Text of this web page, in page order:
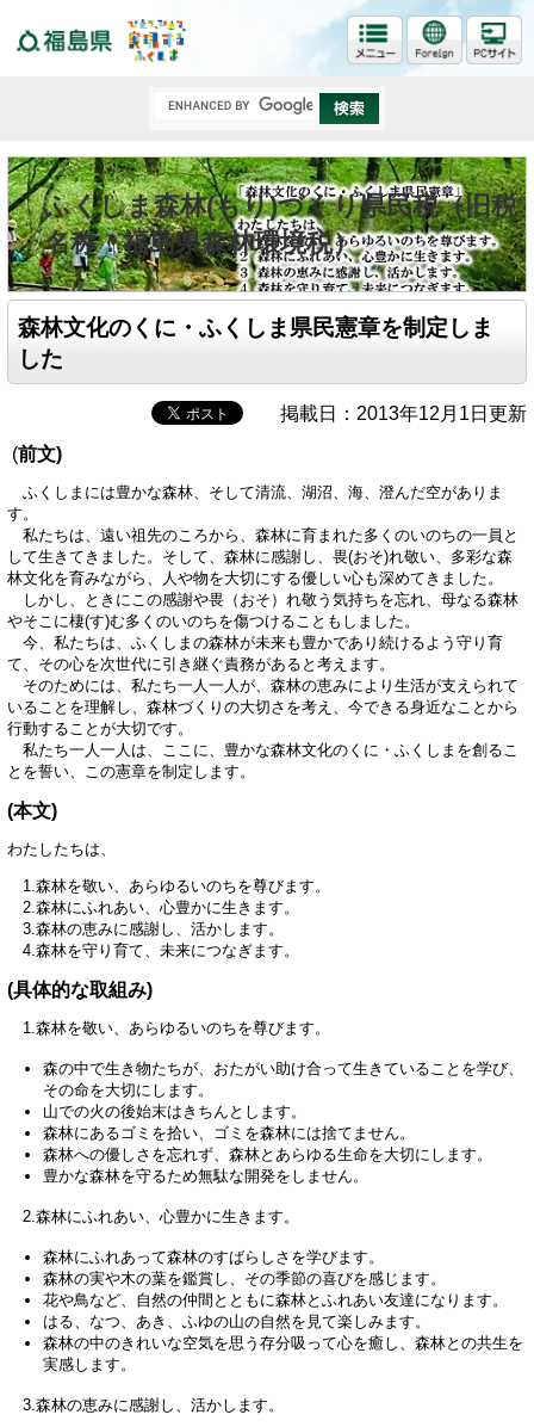
ふくしま森林(もり)づくり県民税（旧税
名称：福島県森林環境税）
森林文化のくに・ふくしま県民憲章を制定しま
した
掲載日：2013年12月1日更新
(前文)
ふくしまには豊かな森林、そして清流、湖沼、海、澄んだ空がありま
す。
私たちは、遠い祖先のころから、森林に育まれた多くのいのちの一員と
して生きてきました。そして、森林に感謝し、畏(おそ)れ敬い、多彩な森
林文化を育みながら、人や物を大切にする優しい心も深めてきました。
しかし、ときにこの感謝や畏（おそ）れ敬う気持ちを忘れ、母なる森林
やそこに棲(す)む多くのいのちを傷つけることもしました。
今、私たちは、ふくしまの森林が未来も豊かであり続けるよう守り育
て、その心を次世代に引き継ぐ責務があると考えます。
そのためには、私たち一人一人が、森林の恵みにより生活が支えられて
いることを理解し、森林づくりの大切さを考え、今できる身近なことから
行動することが大切です。
私たち一人一人は、ここに、豊かな森林文化のくに・ふくしまを創るこ
とを誓い、この憲章を制定します。
(本文)
わたしたちは、
1.森林を敬い、あらゆるいのちを尊びます。
2.森林にふれあい、心豊かに生きます。
3.森林の恵みに感謝し、活かします。
4.森林を守り育て、未来につなぎます。
(具体的な取組み)
1.森林を敬い、あらゆるいのちを尊びます。
森の中で生き物たちが、おたがい助け合って生きていることを学び、
その命を大切にします。
山での火の後始末はきちんとします。
森林にあるゴミを拾い、ゴミを森林には捨てません。
森林への優しさを忘れず、森林とあらゆる生命を大切にします。
豊かな森林を守るため無駄な開発をしません。
2.森林にふれあい、心豊かに生きます。
森林にふれあって森林のすばらしさを学びます。
森林の実や木の葉を鑑賞し、その季節の喜びを感じます。
花や鳥など、自然の仲間とともに森林とふれあい友達になります。
はる、なつ、あき、ふゆの山の自然を見て楽しみます。
森林の中のきれいな空気を思う存分吸って心を癒し、森林との共生を
実感します。
3.森林の恵みに感謝し、活かします。